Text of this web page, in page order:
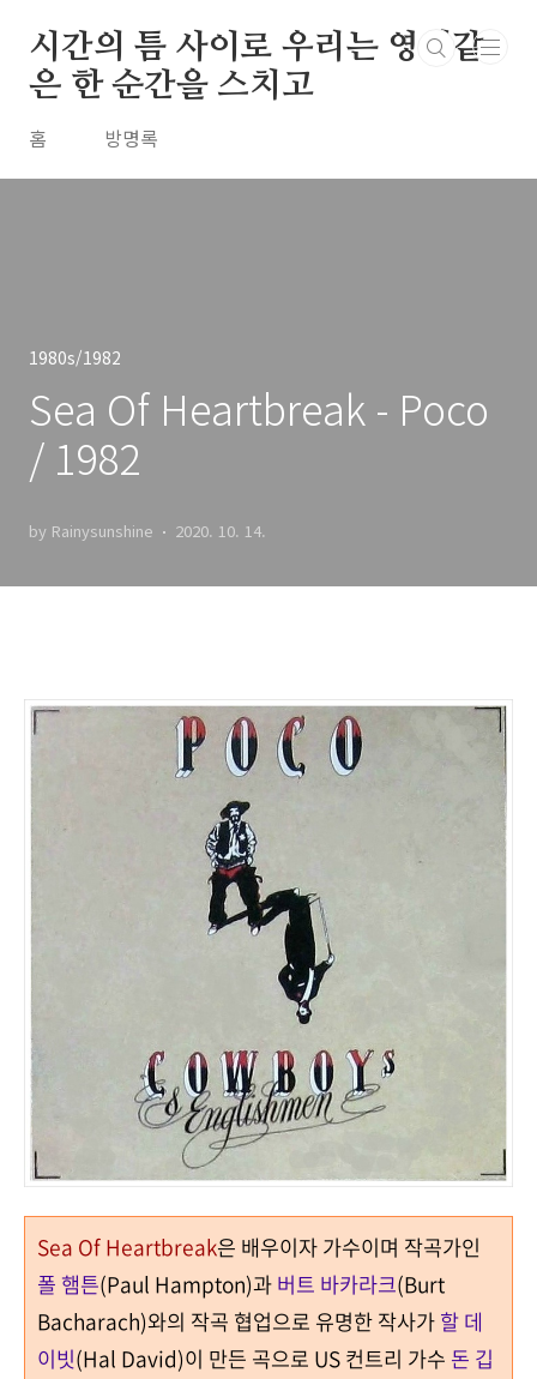
시간의 틈 사이로 우리는 영원같
은 한 순간을 스치고
홈 방명록
1980s/1982
Sea Of Heartbreak - Poco
/ 1982
by Rainysunshine 2020. 10. 14.
Sea Of Heartbreak은 배우이자 가수이며 작곡가인
폴 햄튼(Paul Hampton)과버트 바카라크(Burt
Bacharach)와의 작곡 협업으로 유명한 작사가할 데
이빗(Hal David)이 만든 곡으로 US 컨트리 가수 돈 깁